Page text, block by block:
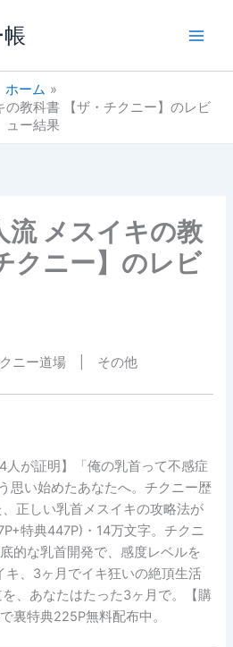
ホーム
の教科書 【ザ・チクニー】のレビ
ュー結果
流 メスイキの教
クニー】のレビ
ニー道場 | その他
が証明】「俺の乳首って不感症
思い始めたあなたへ。チクニー歴
正しい乳首メスイキの攻略法が
特典447P)・14万文字。チクニ
的な乳首開発で、感度レベルを
キ、3ヶ月でイキ狂いの絶頂生活
、あなたはたった3ヶ月で。【購
裏特典225P無料配布中。